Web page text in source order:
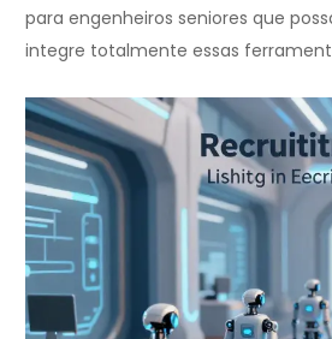
para engenheiros seniores que
integre totalmente essas